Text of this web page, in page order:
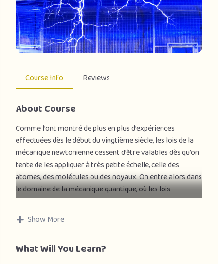
Course Info Reviews
About Course
Comme l’ont montré de plus en plus d’expériences
effectuées dès le début du vingtième siècle, les lois de la
mécanique newtonienne cessent d’être valables dès qu’on
tente de les appliquer à très petite échelle, celle des
atomes, des molécules ou des noyaux. On entre alors dans
le domaine de la mécanique quantique, où les lois
physiques prennent une tout autre nature qui a pu être
formalisée de manière rigoureuse à la fin des années 1920.
Cette véritable révolution intellectuelle est non
nature du monde physique, des particules élémentaires au
Show More
What Will You Learn?